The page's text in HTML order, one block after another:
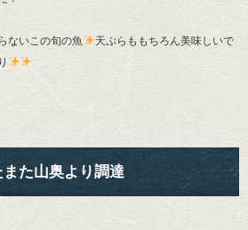
ないこの旬の魚
天ぷらももちろん美味しいで
また山奥より調達